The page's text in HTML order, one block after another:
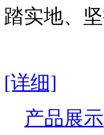
踏实地、
[详细]
产品展示